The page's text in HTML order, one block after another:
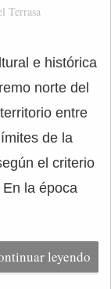
Terrasa
e histórica
norte del
entre
de la
el criterio
la época
leyendo